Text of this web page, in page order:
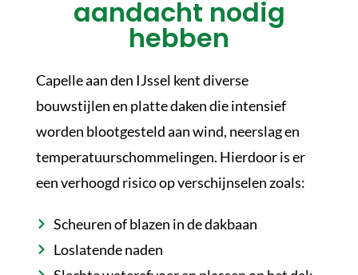
aandacht nodig
hebben
Capelle aan den IJssel kent diverse
bouwstijlen en platte daken die intensief
worden blootgesteld aan wind, neerslag en
temperatuurschommelingen. Hierdoor is er
een verhoogd risico op verschijnselen zoals:
Scheuren of blazen in de dakbaan
Loslatende naden